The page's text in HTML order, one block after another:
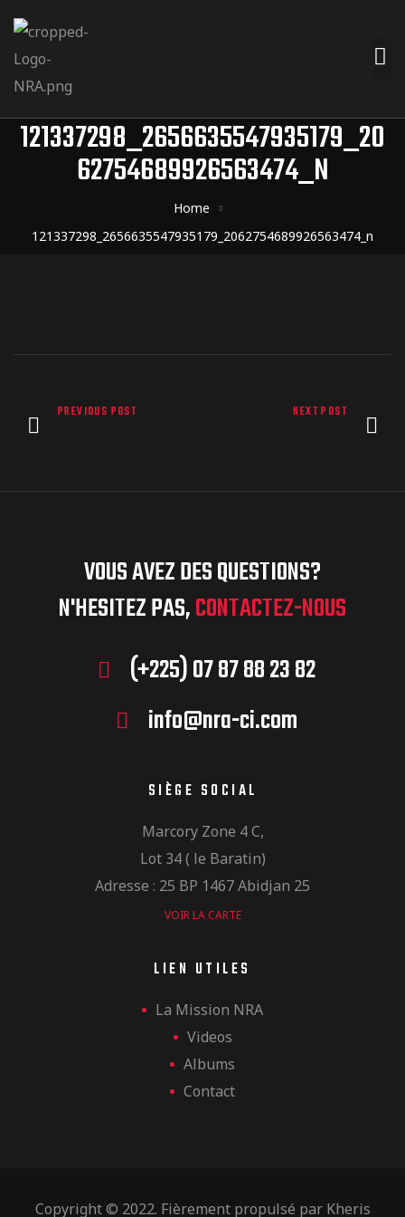
121337298_2656635547935179_20
62754689926563474_N
Home
121337298_2656635547935179_2062754689926563474_n
PREVIOUS POST NEXT POST
VOUS AVEZ DES QUESTIONS?
N'HESITEZ PAS,CONTACTEZ-NOUS
(+225) 07 87 88 23 82
info@nra-ci.com
SIÈGE SOCIAL
Marcory Zone 4 C,
Lot 34 ( le Baratin)
Adresse : 25 BP 1467 Abidjan 25
VOIR LA CARTE
LIEN UTILES
La Mission NRA
Videos
Albums
Contact
Copyright © 2022. Fièrement propulsé par Kheris